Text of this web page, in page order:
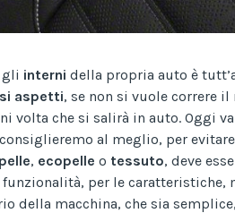
gli interni della propria auto è
aspetti, se non si vuole correre
volta che si salirà in auto. Oggi
al meglio, per
pelle, ecopelle o tessuto, deve
per le caratteristiche,
della macchina, che sia